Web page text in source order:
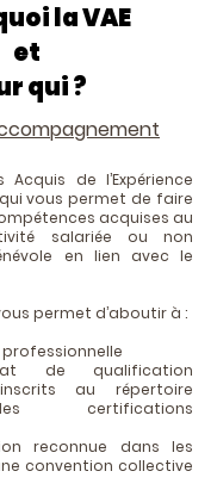
la VAE
et
qui ?
de l’Expérience
vous permet de faire
acquises au
salariée ou non
en lien avec le
permet d’aboutir à :
de qualification
au répertoire
certifications
reconnue dans les
convention collective